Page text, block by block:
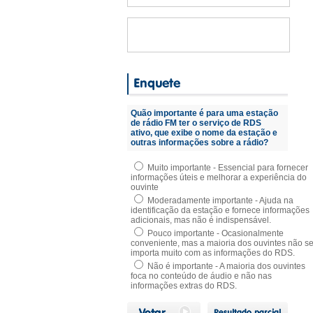
Quão importante é para uma estação
de rádio FM ter o serviço de RDS
ativo, que exibe o nome da estação e
outras informações sobre a rádio?
Muito importante - Essencial para fornecer
informações úteis e melhorar a experiência do
ouvinte
Moderadamente importante - Ajuda na
identificação da estação e fornece informações
adicionais, mas não é indispensável.
Pouco importante - Ocasionalmente
conveniente, mas a maioria dos ouvintes não se
importa muito com as informações do RDS.
Não é importante - A maioria dos ouvintes
foca no conteúdo de áudio e não nas
informações extras do RDS.